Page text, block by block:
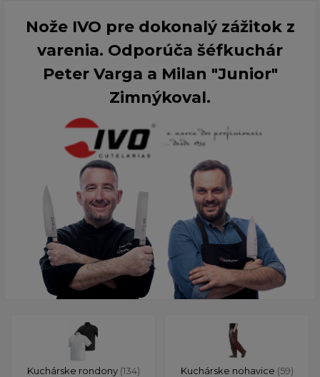
Nože IVO pre dokonalý zážitok z
varenia. Odporúča šéfkuchár
Peter Varga a Milan "Junior"
Zimnýkoval.
Kuchárske rondony (134) Kuchárske nohavice (59)